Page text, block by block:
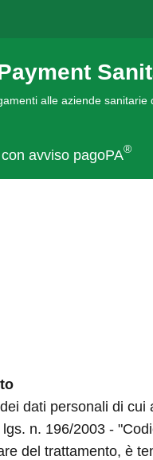
alle aziende sanitarie
avviso pagoPA®
dati personali di
n. 196/2003 -
del trattamento, è